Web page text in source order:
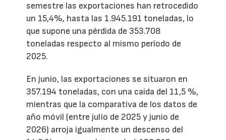
semestre las exportaciones han retrocedido
un 15,4%, hasta las 1.945.191 toneladas, lo
que supone una pérdida de 353.708
toneladas respecto al mismo período de
2025.
En junio, las exportaciones se situaron en
357.194 toneladas, con una caída del 11,5 %,
mientras que la comparativa de los datos de
año móvil (entre julio de 2025 y junio de
2026) arroja igualmente un descenso del